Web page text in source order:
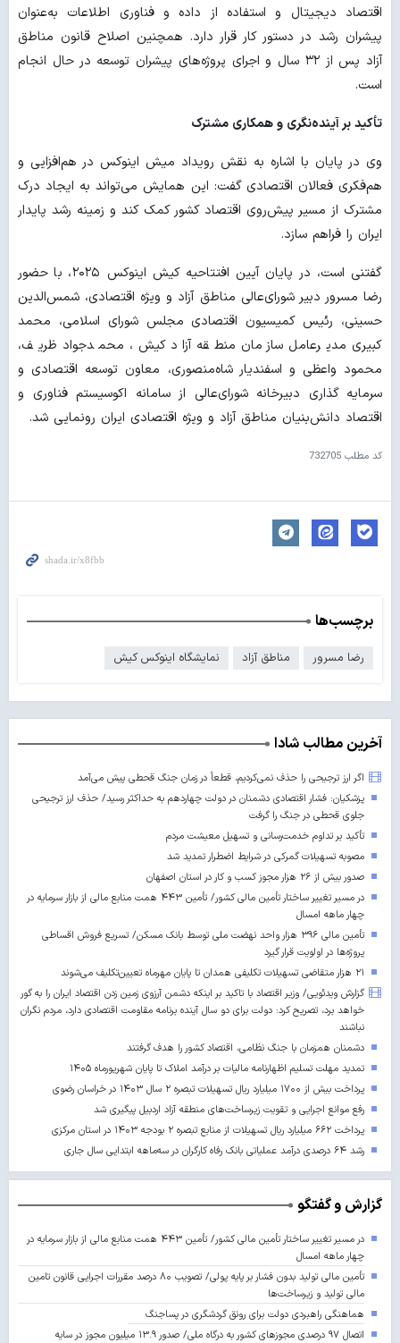
اقتصاد دیجیتال و استفاده از داده و فناوری اطلاعات به‌عنوان
پیشران رشد در دستور کار قرار دارد. همچنین اصلاح قانون مناطق
آزاد پس از ۳۲ سال و اجرای پروژه‌های پیشران توسعه در حال انجام
است.
تأکید بر آینده‌نگری و همکاری مشترک
وی در پایان با اشاره به نقش رویداد میش اینوکس در هم‌افزایی و
هم‌فکری فعالان اقتصادی گفت: این همایش می‌تواند به ایجاد درک
مشترک از مسیر پیش‌روی اقتصاد کشور کمک کند و زمینه رشد پایدار
ایران را فراهم سازد.
گفتنی است، در پایان آیین افتتاحیه کیش اینوکس ۲۰۲۵، با حضور
رضا مسرور دبیر شورای‌عالی مناطق آزاد و ویژه اقتصادی، شمس‌الدین
حسینی، رئیس کمیسیون اقتصادی مجلس شورای اسلامی، محمد
کبیری مدیرعامل سازمان منطقه آزاد کیش، محمدجواد ظریف،
محمود واعظی و اسفندیار شاه‌منصوری، معاون توسعه اقتصادی و
سرمایه گذاری دبیرخانه شورای‌عالی از سامانه اکوسیستم فناوری و
اقتصاد دانش‌بنیان مناطق آزاد و ویژه اقتصادی ایران رونمایی شد.
کد مطلب 732705
برچسب‌ها
رضا مسرور مناطق آزاد نمایشگاه اینوکس کیش
آخرین مطالب شادا
اگر ارز ترجیحی را حذف نمی‌کردیم، قطعاً در زمان جنگ قحطی پیش می‌آمد
پزشکیان: فشار اقتصادی دشمنان در دولت چهاردهم به حداکثر رسید/ حذف ارز ترجیحی
جلوی قحطی در جنگ را گرفت
تأکید بر تداوم خدمت‌رسانی و تسهیل معیشت مردم
مصوبه تسهیلات گمرکی در شرایط اضطرار تمدید شد
صدور بیش از ۲۶ هزار مجوز کسب‌ و کار در استان اصفهان
در مسیر تغییر ساختار تأمین مالی کشور/ تأمین ۴۴۳ همت منابع مالی از بازار سرمایه در
چهار ماهه امسال
تأمین مالی ۳۹۶ هزار واحد نهضت ملی توسط بانک مسکن/ تسریع فروش اقساطی
پروژه‌ها در اولویت قرار گیرد
۲۱ هزار متقاضی تسهیلات تکلیفی همدان تا پایان مهرماه تعیین‌تکلیف می‌شوند
گزارش ویدئویی/ وزیر اقتصاد با تاکید بر اینکه دشمن آرزوی زمین زدن اقتصاد ایران را به گور
خواهد برد، تصریح کرد: دولت برای دو سال آینده برنامه مقاومت اقتصادی دارد، مردم نگران
نباشند
دشمنان همزمان با جنگ نظامی، اقتصاد کشور را هدف گرفتند
تمدید مهلت تسلیم اظهارنامه مالیات بر درآمد املاک تا پایان شهریورماه ۱۴۰۵
پرداخت بیش از ۱۷۰۰ میلیارد ریال تسهیلات تبصره ۲ سال ۱۴۰۳ در خراسان رضوی
رفع موانع اجرایی و تقویت زیرساخت‌های منطقه آزاد اردبیل پیگیری شد
پرداخت ۶۶۲ میلیارد ریال تسهیلات از منابع تبصره ۲ بودجه ۱۴۰۳ در استان مرکزی
رشد ۶۴ درصدی درآمد عملیاتی بانک رفاه کارگران در سه‌ماهه ابتدایی سال جاری
گزارش و گفتگو
در مسیر تغییر ساختار تأمین مالی کشور/ تأمین ۴۴۳ همت منابع مالی از بازار سرمایه در
چهار ماهه امسال
تأمین مالی تولید بدون فشار بر پایه پولی/ تصویب ۸۰ درصد مقررات اجرایی قانون تامین
مالی تولید و زیرساخت‌ها
هماهنگی راهبردی دولت برای رونق گردشگری در پساجنگ
اتصال ۹۷ درصدی مجوزهای کشور به درگاه ملی/ صدور ۱۳.۹ میلیون مجوز در سایه